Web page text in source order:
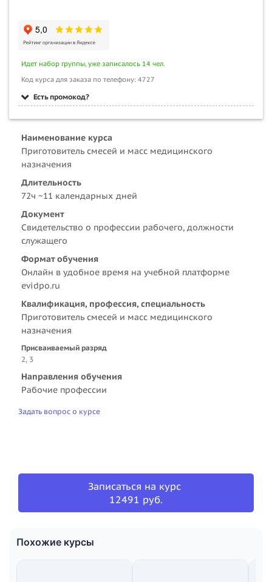
Идет набор группы, уже записалось 14 чел.
Код курса для заказа по телефону: 4727
Есть промокод?
Наименование курса
Приготовитель смесей и масс медицинского
назначения
Длительность
72ч ~11 календарных дней
Документ
Свидетельство о профессии рабочего, должности
служащего
Формат обучения
Онлайн в удобное время на учебной платформе
evidpo.ru
Квалификация, профессия, специальность
Приготовитель смесей и масс медицинского
назначения
Присваиваемый разряд
2, 3
Направления обучения
Рабочие профессии
Задать вопрос о курсе
Записаться на курс
12491 руб.
Похожие курсы